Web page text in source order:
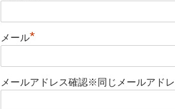
メール*
メールアドレス確認※同じメールアド